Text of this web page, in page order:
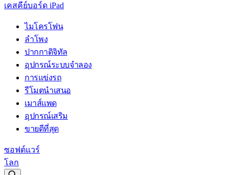
เคสคีย์บอร์ด iPad
ไมโครโฟน
ลำโพง
ปากกาดิจิทัล
อุปกรณ์ระบบจำลอง
การแข่งรถ
รีโมตนำเสนอ
เมาส์แพด
อุปกรณ์เสริม
ขายดีที่สุด
ซอฟต์แวร์
โลก